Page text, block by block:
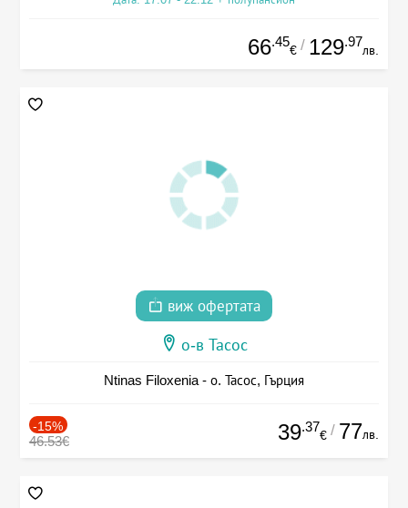
66.45
€ / 129.97
лв.
виж офертата
о-в Тасос
Ntinas Filoxenia - о. Тасос, Гърция
-15%
46.53€ 39.37
€ / 77лв.